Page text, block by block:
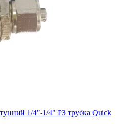
1/4"-1/4" РЗ трубка Quick